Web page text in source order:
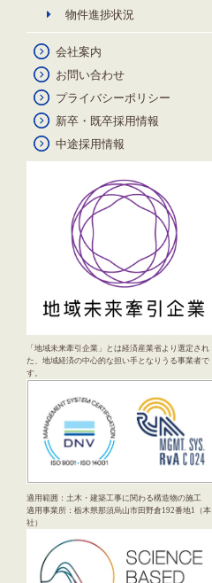
物件進捗状況
会社案内
お問い合わせ
プライバシーポリシー
新卒・既卒採用情報
中途採用情報
「地域未来牽引企業」とは経済産業省より選定され
た、地域経済の中心的な担い手となりうる事業者で
す。
適用範囲：土木・建築工事に関わる構造物の施工
適用事業所：栃木県那須烏山市田野倉192番地1（本
社）